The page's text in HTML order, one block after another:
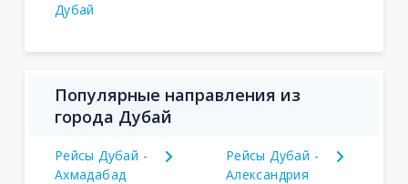
Дубай
Популярные направления из
города Дубай
Рейсы Дубай -
Ахмадабад
Рейсы Дубай -
Александрия